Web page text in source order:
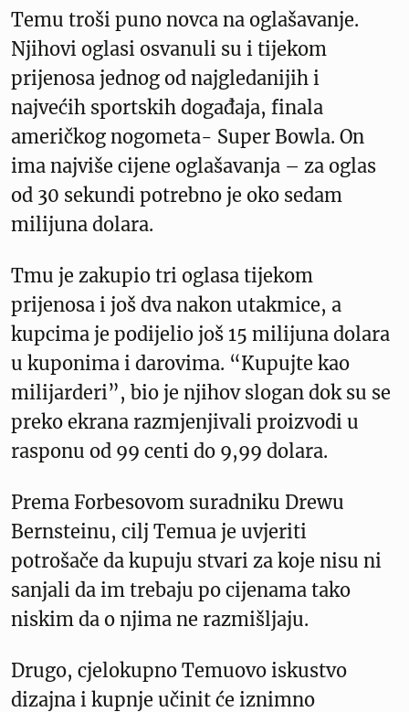
Temu troši puno novca na oglašavanje.
Njihovi oglasi osvanuli su i tijekom
prijenosa jednog od najgledanijih i
najvećih sportskih događaja, finala
američkog nogometa- Super Bowla. On
ima najviše cijene oglašavanja – za oglas
od 30 sekundi potrebno je oko sedam
milijuna dolara.
Tmu je zakupio tri oglasa tijekom
prijenosa i još dva nakon utakmice, a
kupcima je podijelio još 15 milijuna dolara
u kuponima i darovima. “Kupujte kao
milijarderi”, bio je njihov slogan dok su se
preko ekrana razmjenjivali proizvodi u
rasponu od 99 centi do 9,99 dolara.
Prema Forbesovom suradniku Drewu
Bernsteinu, cilj Temua je uvjeriti
potrošače da kupuju stvari za koje nisu ni
sanjali da im trebaju po cijenama tako
niskim da o njima ne razmišljaju.
Drugo, cjelokupno Temuovo iskustvo
dizajna i kupnje učinit će iznimno